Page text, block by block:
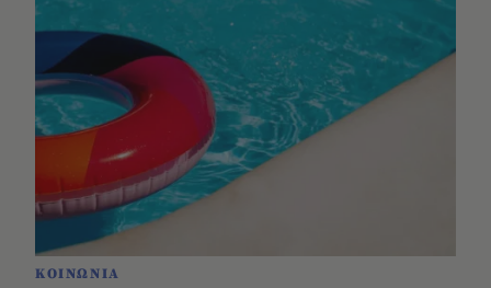
ΚΟΙΝΩΝΙΑ